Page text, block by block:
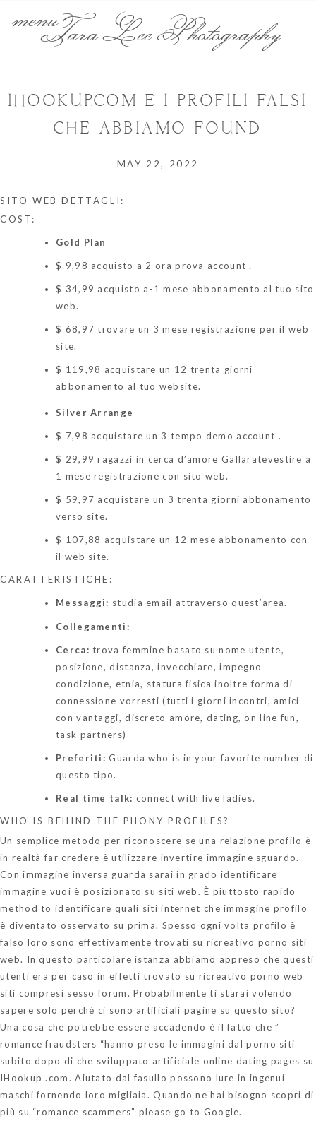
Tara Lee Photography
IHOOKUP.COM E I PROFILI FALSI
CHE ABBIAMO FOUND
MAY 22, 2022
SITO WEB DETTAGLI:
COST:
Gold Plan
$ 9,98 acquisto a 2 ora prova account .
$ 34,99 acquisto a-1 mese abbonamento al tuo sito
web.
$ 68,97 trovare un 3 mese registrazione per il web
site.
$ 119,98 acquistare un 12 trenta giorni
abbonamento al tuo website.
Silver Arrange
$ 7,98 acquistare un 3 tempo demo account .
$ 29,99ragazzi in cerca d’amore Gallaratevestire a
1 mese registrazione con sito web.
$ 59,97 acquistare un 3 trenta giorni abbonamento
verso site.
$ 107,88 acquistare un 12 mese abbonamento con
il web site.
CARATTERISTICHE:
Messaggi: studia email attraverso quest’area.
Collegamenti:
Cerca:trova femmine basato su nome utente,
posizione, distanza, invecchiare, impegno
condizione, etnia, statura fisica inoltre forma di
connessione vorresti (tutti i giorni incontri, amici
con vantaggi, discreto amore, dating, on line fun,
task partners)
Preferiti:Guarda who is in your favorite number di
questo tipo.
Real time talk: connect with live ladies.
WHO IS BEHIND THE PHONY PROFILES?
Un semplice metodo per riconoscere se una relazione profilo è
in realtà far credere è utilizzare invertire immagine sguardo.
Con immagine inversa guarda sarai in grado identificare
immagine vuoi è posizionato su siti web. È piuttosto rapido
method to identificare quali siti internet che immagine profilo
è diventato osservato su prima. Spesso ogni volta profilo è
falso loro sono effettivamente trovati su ricreativo porno siti
web. In questo particolare istanza abbiamo appreso che questi
utenti era per caso in effetti trovato su ricreativo porno web
siti compresi sesso forum. Probabilmente ti starai volendo
sapere solo perché ci sono artificiali pagine su questo sito?
Una cosa che potrebbe essere accadendo è il fatto che ”
romance fraudsters “hanno preso le immagini dal porno siti
subito dopo di che sviluppato artificiale online dating pages su
IHookup .com. Aiutato dal fasullo possono lure in ingenui
maschi fornendo loro migliaia. Quando ne hai bisogno scopri di
più su “romance scammers” please go to Google.
menu